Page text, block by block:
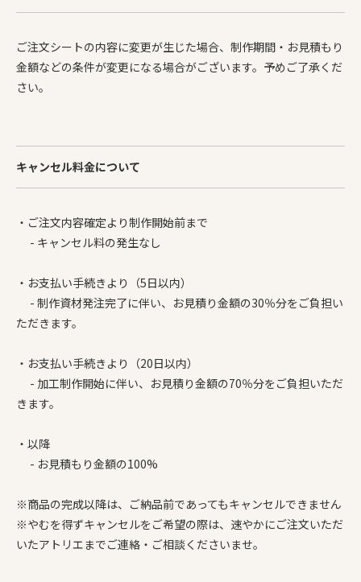
ご注文シートの内容に変更が生じた場合、制作期間・お見積もり
金額などの条件が変更になる場合がございます。予めご了承くだ
さい。
キャンセル料金について
・ご注文内容確定より制作開始前まで
- キャンセル料の発生なし
・お支払い手続きより（5日以内）
- 制作資材発注完了に伴い、お見積り金額の30％分をご負担い
ただきます。
・お支払い手続きより（20日以内）
- 加工制作開始に伴い、お見積り金額の70％分をご負担いただ
きます。
・以降
- お見積もり金額の100%
※商品の完成以降は、ご納品前であってもキャンセルできません
※やむを得ずキャンセルをご希望の際は、速やかにご注文いただ
いたアトリエまでご連絡・ご相談くださいませ。